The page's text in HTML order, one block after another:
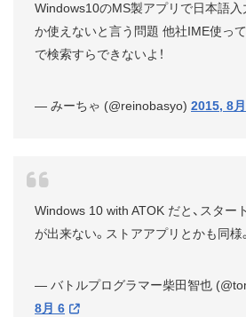
Windows10のMS製アプリで日本語
か使えないと言う問題 他社IME使っ
で検索すらできないよ！
— みーちゃ (@reinobasyo) 2015, 8
Windows 10 with ATOK だと、スター
が出来ない。ストアアプリとかも同様。
— バトルプログラマー柴田智也
8月 6